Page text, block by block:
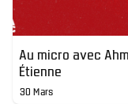
Au micro avec
Étienne
30 Mars